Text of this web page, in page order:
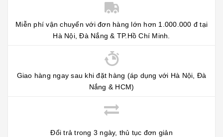
Miễn phí vận chuyển với đơn hàng lớn hơn 1.000.000 đ tại
Hà Nội, Đà Nắng & TP.Hồ Chí Minh.
Giao hàng ngay sau khi đặt hàng (áp dụng với Hà Nội, Đà
Nắng & HCM)
Đổi trả trong 3 ngày, thủ tục đơn giản